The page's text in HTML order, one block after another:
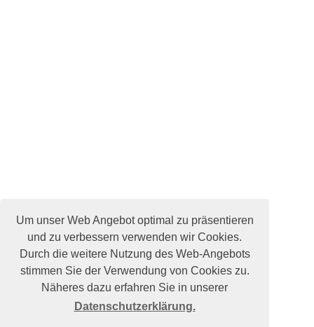
Um unser Web Angebot optimal zu präsentieren
und zu verbessern verwenden wir Cookies.
Durch die weitere Nutzung des Web-Angebots
stimmen Sie der Verwendung von Cookies zu.
Näheres dazu erfahren Sie in unserer
Datenschutzerklärung.